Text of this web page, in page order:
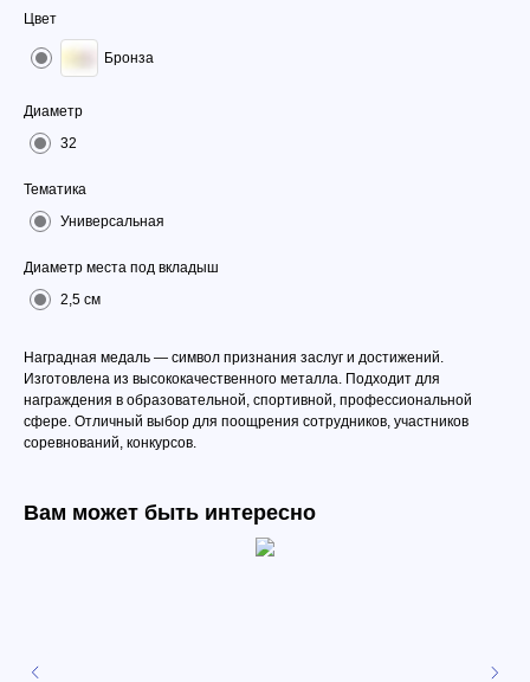
Цвет
Бронза
Диаметр
32
Тематика
Универсальная
Диаметр места под вкладыш
2,5 см
Наградная медаль — символ признания заслуг и достижений.
Изготовлена из высококачественного металла. Подходит для
награждения в образовательной, спортивной, профессиональной
сфере. Отличный выбор для поощрения сотрудников, участников
соревнований, конкурсов.
Вам может быть интересно